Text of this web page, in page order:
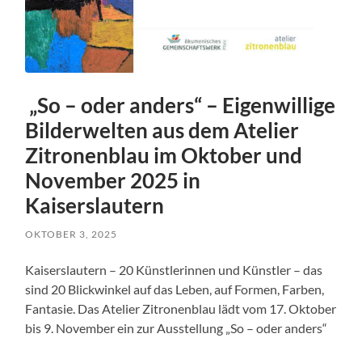
„So – oder anders“ – Eigenwillige
Bilderwelten aus dem Atelier
Zitronenblau im Oktober und
November 2025 in
Kaiserslautern
OKTOBER 3, 2025
Kaiserslautern – 20 Künstlerinnen und Künstler – das
sind 20 Blickwinkel auf das Leben, auf Formen, Farben,
Fantasie. Das Atelier Zitronenblau lädt vom 17. Oktober
bis 9. November ein zur Ausstellung „So – oder anders“